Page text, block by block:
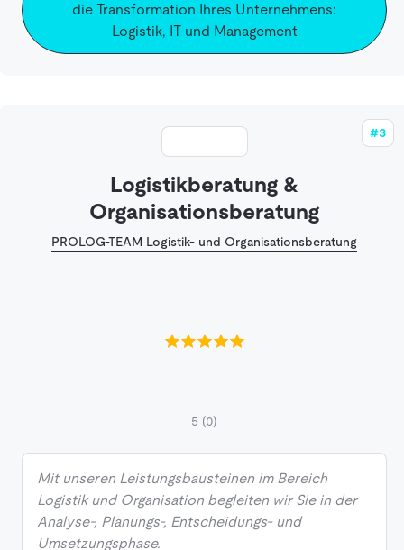
die Transformation Ihres Unternehmens:
Logistik, IT und Management
#3
Logistikberatung &
Organisationsberatung
PROLOG-TEAM Logistik- und Organisationsberatung
5 (0)
Mit unseren Leistungsbausteinen im Bereich
Logistik und Organisation begleiten wir Sie in der
Analyse-, Planungs-, Entscheidungs- und
Umsetzungsphase.